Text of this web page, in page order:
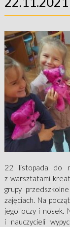
22 listopada do
z warsztatami
grupy
zajęciach. Na
jego oczy i nosek.
i nauczycieli